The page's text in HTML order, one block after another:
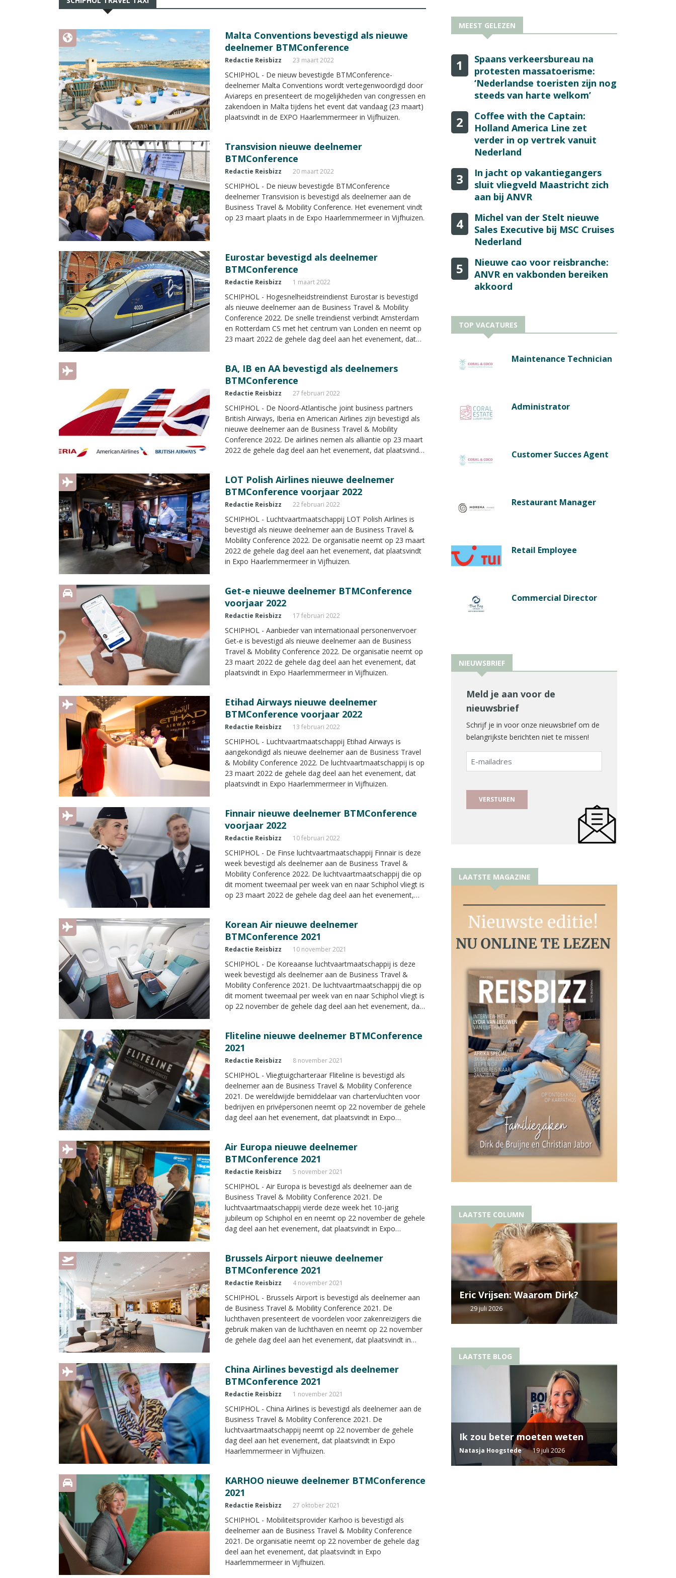
Malta Conventions bevestigd als nieuwe
deelnemer BTMConference
Redactie Reisbizz 23 maart 2022
SCHIPHOL - De nieuw bevestigde BTMConference-
deelnemer Malta Conventions wordt vertegenwoordigd door
Aviareps en presenteert de mogelijkheden van congressen en
zakendoen in Malta tijdens het event dat vandaag (23 maart)
plaatsvindt in de EXPO Haarlemmermeer in Vijfhuizen.
Transvision nieuwe deelnemer
BTMConference
Redactie Reisbizz 20 maart 2022
SCHIPHOL - De nieuw bevestigde BTMConference
deelnemer Transvision is bevestigd als deelnemer aan de
Business Travel & Mobility Conference. Het evenement vindt
op 23 maart plaats in de Expo Haarlemmermeer in Vijfhuizen.
Eurostar bevestigd als deelnemer
BTMConference
Redactie Reisbizz 1 maart 2022
SCHIPHOL - Hogesnelheidstreindienst Eurostar is bevestigd
als nieuwe deelnemer aan de Business Travel & Mobility
Conference 2022. De snelle treindienst verbindt Amsterdam
en Rotterdam CS met het centrum van Londen en neemt op
23 maart 2022 de gehele dag deel aan het evenement, dat
BA, IB en AA bevestigd als deelnemers
BTMConference
Redactie Reisbizz 27 februari 2022
SCHIPHOL - De Noord-Atlantische joint business partners
British Airways, Iberia en American Airlines zijn bevestigd als
nieuwe deelnemer aan de Business Travel & Mobility
Conference 2022. De airlines nemen als alliantie op 23 maart
2022 de gehele dag deel aan het evenement, dat plaatsvindt
LOT Polish Airlines nieuwe deelnemer
BTMConference voorjaar 2022
Redactie Reisbizz 22 februari 2022
SCHIPHOL - Luchtvaartmaatschappij LOT Polish Airlines is
bevestigd als nieuwe deelnemer aan de Business Travel &
Mobility Conference 2022. De organisatie neemt op 23 maart
2022 de gehele dag deel aan het evenement, dat plaatsvindt
in Expo Haarlemmermeer in Vijfhuizen.
Get-e nieuwe deelnemer BTMConference
voorjaar 2022
Redactie Reisbizz 17 februari 2022
SCHIPHOL - Aanbieder van internationaal personenvervoer
Get-e is bevestigd als nieuwe deelnemer aan de Business
Travel & Mobility Conference 2022. De organisatie neemt op
23 maart 2022 de gehele dag deel aan het evenement, dat
plaatsvindt in Expo Haarlemmermeer in Vijfhuizen.
Etihad Airways nieuwe deelnemer
BTMConference voorjaar 2022
Redactie Reisbizz 13 februari 2022
SCHIPHOL - Luchtvaartmaatschappij Etihad Airways is
aangekondigd als nieuwe deelnemer aan de Business Travel
& Mobility Conference 2022. De luchtvaartmaatschappij is op
23 maart 2022 de gehele dag deel aan het evenement, dat
plaatsvindt in Expo Haarlemmermeer in Vijfhuizen.
Finnair nieuwe deelnemer BTMConference
voorjaar 2022
Redactie Reisbizz 10 februari 2022
SCHIPHOL - De Finse luchtvaartmaatschappij Finnair is deze
week bevestigd als deelnemer aan de Business Travel &
Mobility Conference 2022. De luchtvaartmaatschappij die op
dit moment tweemaal per week van en naar Schiphol vliegt is
op 23 maart 2022 de gehele dag deel aan het evenement,
Korean Air nieuwe deelnemer
BTMConference 2021
Redactie Reisbizz 10 november 2021
SCHIPHOL - De Koreaanse luchtvaartmaatschappij is deze
week bevestigd als deelnemer aan de Business Travel &
Mobility Conference 2021. De luchtvaartmaatschappij die op
dit moment tweemaal per week van en naar Schiphol vliegt is
op 22 november de gehele dag deel aan het evenement, dat
Fliteline nieuwe deelnemer BTMConference
2021
Redactie Reisbizz 8 november 2021
SCHIPHOL - Vliegtuigcharteraar Fliteline is bevestigd als
deelnemer aan de Business Travel & Mobility Conference
2021. De wereldwijde bemiddelaar van chartervluchten voor
bedrijven en privépersonen neemt op 22 november de gehele
dag deel aan het evenement, dat plaatsvindt in Expo
Air Europa nieuwe deelnemer
BTMConference 2021
Redactie Reisbizz 5 november 2021
SCHIPHOL - Air Europa is bevestigd als deelnemer aan de
Business Travel & Mobility Conference 2021. De
luchtvaartmaatschappij vierde deze week het 10-jarig
jubileum op Schiphol en en neemt op 22 november de gehele
dag deel aan het evenement, dat plaatsvindt in Expo
Brussels Airport nieuwe deelnemer
BTMConference 2021
Redactie Reisbizz 4 november 2021
SCHIPHOL - Brussels Airport is bevestigd als deelnemer aan
de Business Travel & Mobility Conference 2021. De
luchthaven presenteert de voordelen voor zakenreizigers die
gebruik maken van de luchthaven en neemt op 22 november
de gehele dag deel aan het evenement, dat plaatsvindt in
China Airlines bevestigd als deelnemer
BTMConference 2021
Redactie Reisbizz 1 november 2021
SCHIPHOL - China Airlines is bevestigd als deelnemer aan de
Business Travel & Mobility Conference 2021. De
luchtvaartmaatschappij neemt op 22 november de gehele
dag deel aan het evenement, dat plaatsvindt in Expo
Haarlemmermeer in Vijfhuizen.
KARHOO nieuwe deelnemer BTMConference
2021
Redactie Reisbizz 27 oktober 2021
SCHIPHOL - Mobiliteitsprovider Karhoo is bevestigd als
deelnemer aan de Business Travel & Mobility Conference
2021. De organisatie neemt op 22 november de gehele dag
deel aan het evenement, dat plaatsvindt in Expo
Haarlemmermeer in Vijfhuizen.
MEEST GELEZEN
1
Spaans verkeersbureau na
protesten massatoerisme:
‘Nederlandse toeristen zijn nog
steeds van harte welkom’
2
Coffee with the Captain:
Holland America Line zet
verder in op vertrek vanuit
Nederland
3
In jacht op vakantiegangers
sluit vliegveld Maastricht zich
aan bij ANVR
4
Michel van der Stelt nieuwe
Sales Executive bij MSC Cruises
Nederland
5
Nieuwe cao voor reisbranche:
ANVR en vakbonden bereiken
akkoord
TOP VACATURES
Maintenance Technician
Administrator
Customer Succes Agent
Restaurant Manager
Retail Employee
Commercial Director
NIEUWSBRIEF
Meld je aan voor de
nieuwsbrief
Schrijf je in voor onze nieuwsbrief om de
belangrijkste berichten niet te missen!
E-
mailadres
LAATSTE MAGAZINE
LAATSTE COLUMN
Eric Vrijsen: Waarom Dirk?
29 juli 2026
LAATSTE BLOG
Ik zou beter moeten weten
Natasja Hoogstede 19 juli 2026